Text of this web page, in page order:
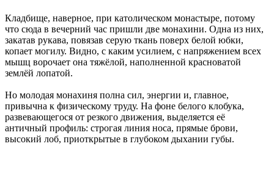
Кладбище, наверное, при католическом монастыре, потому
что сюда в вечерний час пришли две монахини. Одна из них,
закатав рукава, повязав серую ткань поверх белой юбки,
копает могилу. Видно, с каким усилием, с напряжением всех
мышц ворочает она тяжёлой, наполненной красноватой
землёй лопатой.
Но молодая монахиня полна сил, энергии и, главное,
привычна к физическому труду. На фоне белого клобука,
развевающегося от резкого движения, выделяется её
античный профиль: строгая линия носа, прямые брови,
высокий лоб, приоткрытые в глубоком дыхании губы.